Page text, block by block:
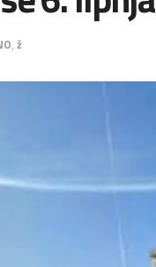
, ž